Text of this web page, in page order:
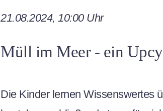
Müll im Meer - ein
21.08.2024, 10:00 Uhr
Die Kinder lernen Wissenswertes